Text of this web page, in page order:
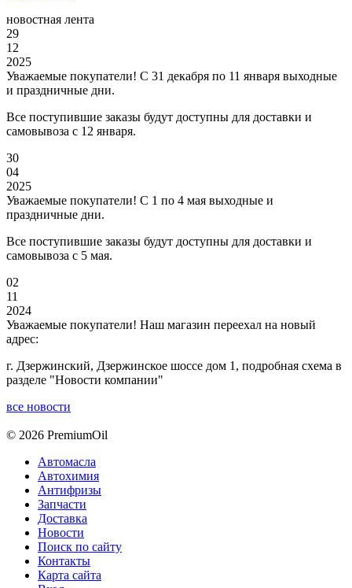
новостная лента
29
12
2025
Уважаемые покупатели! С 31 декабря по 11 января выходные
и праздничные дни.
Все поступившие заказы будут доступны для доставки и
самовывоза с 12 января.
30
04
2025
Уважаемые покупатели! С 1 по 4 мая выходные и
праздничные дни.
Все поступившие заказы будут доступны для доставки и
самовывоза с 5 мая.
02
11
2024
Уважаемые покупатели! Наш магазин переехал на новый
адрес:
г. Дзержинский, Дзержинское шоссе дом 1, подробная схема в
разделе "Новости компании"
все новости
© 2026 PremiumOil
Автомасла
Автохимия
Антифризы
Запчасти
Доставка
Новости
Поиск по сайту
Контакты
Карта сайта